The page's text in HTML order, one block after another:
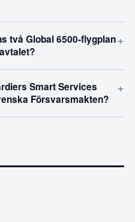
två Global 6500-flygplan+
Smart Services
Försvarsmakten?
+